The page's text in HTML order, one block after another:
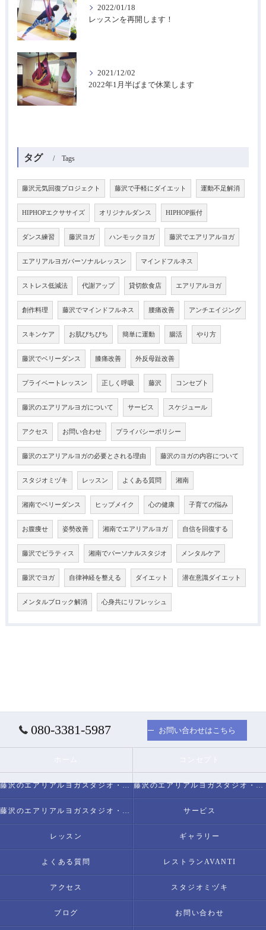
2022/01/18
レッスンを再開します！
2021/12/02
2022年1月半ばまで休業します
タグ Tags
藤沢元気回復プロジェクト 藤沢で手軽にダイエット 運動不足解消
HIPHOPエクササイズ オリジナルダンス HIPHOP振付
ダンス練習 藤沢ヨガ ハンモックヨガ 藤沢でエアリアルヨガ
エアリアルヨガパーソナルレッスン マインドフルネス
ストレス低減法 代謝アップ 貸切飲食店 エアリアルヨガ
創作料理 藤沢でマインドフルネス 腰痛改善 アンチエイジング
スキンケア お肌ぴちぴち 簡単に運動 腸活 やり方
藤沢でベリーダンス 膝痛改善 外反母趾改善
プライベートレッスン 正しく呼吸 藤沢 コンセプト
藤沢のエアリアルヨガについて サービス スケジュール
アクセス お問い合わせ プライバシーポリシー
藤沢のエアリアルヨガの必要とされる理由 藤沢のヨガの内容について
スタジオミヅキ レッスン よくある質問 湘南
湘南でベリーダンス ヒップメイク 心の健康 子育ての悩み
お腹痩せ 姿勢改善 湘南でエアリアルヨガ 自信を回復する
藤沢でピラティス 湘南でパーソナルスタジオ メンタルケア
藤沢でヨガ 自律神経を整える ダイエット 潜在意識ダイエット
メンタルブロック解消 心身共にリフレッシュ
080-3381-5987 お問い合わせはこちら
藤沢のエアリアルヨガスタジオ・スタジオミヅキについて 藤沢のエアリアルヨガスタジオ・スタジオミヅキの必要とされる理由
藤沢のエアリアルヨガスタジオ・スタジオミヅキの内容について サービス
レッスン ギャラリー
よくある質問 レストランAVANTI
アクセス スタジオミヅキ
ブログ お問い合わせ